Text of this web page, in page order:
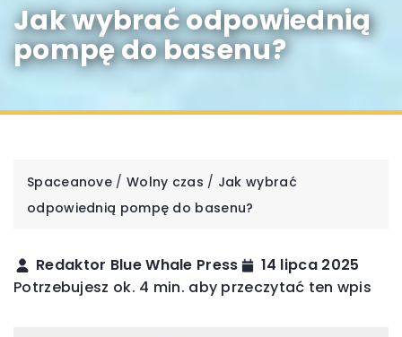
Jak wybrać odpowiednią
pompę do basenu?
Spaceanove / Wolny czas / Jak wybrać
odpowiednią pompę do basenu?
Redaktor Blue Whale Press
14 lipca 2025
Potrzebujesz ok. 4 min. aby przeczytać ten wpis